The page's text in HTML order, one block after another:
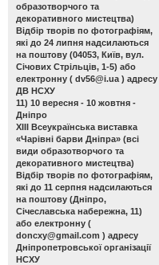
образотворчого та
декоративного мистецтва)
Відбір творів по фотографіям,
які до 24 липня надсилаються
на поштову (04053, Київ, вул.
Січових Стрільців, 1-5) або
електронну ( dv56@i.ua ) адресу
ДВ НСХУ
11) 10 вересня - 10 жовтня -
Дніпро
ХІІІ Всеукраїнська виставка
«Чарівні барви Дніпра» (всі
види образотворчого та
декоративного мистецтва)
Відбір творів по фотографіям,
які до 11 серпня надсилаються
на поштову (Дніпро,
Січеславська набережна, 11)
або електронну (
doncxy@gmail.com ) адресу
Дніпропетровської організації
НСХУ